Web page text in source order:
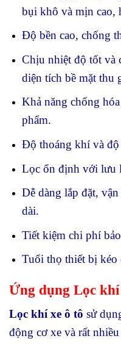
bụi khô và mịn cao,
Độ bền cao, chống
Chịu nhiệt độ tốt và
diện tích bề mặt thu
Khả năng chống
phẩm.
Độ thoáng khí và độ
Lọc ổn định với lưu
Dễ dàng lắp đặt,
dài.
Tiết kiệm chi phí
Tuổi thọ thiết bị kéo
Ứng dụng Lọc
Lọc khí xe ô tô sử
động cơ xe và rất